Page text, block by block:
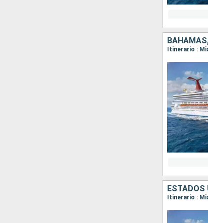
Itinerario :
ESTADOS
Itinerario :